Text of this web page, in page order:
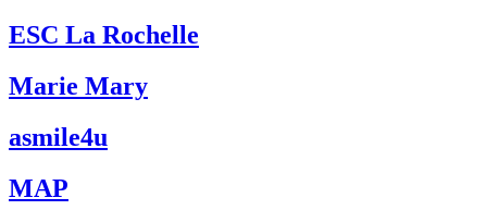
ESC La Rochelle
Marie Mary
asmile4u
MAP